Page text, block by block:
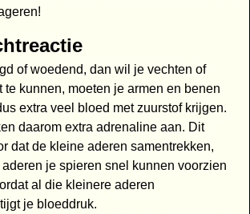
of woedend, dan wil je vechten of
te kunnen, moeten je armen en benen
extra veel bloed met zuurstof krijgen.
daarom extra adrenaline aan. Dit
dat de kleine aderen samentrekken,
je spieren snel kunnen voorzien
al die kleinere aderen
je bloeddruk.